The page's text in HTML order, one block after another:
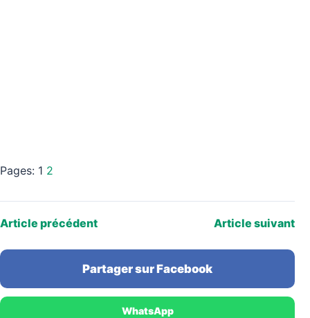
Pages: 1 2
Article précédent Article suivant
Partager sur Facebook
WhatsApp